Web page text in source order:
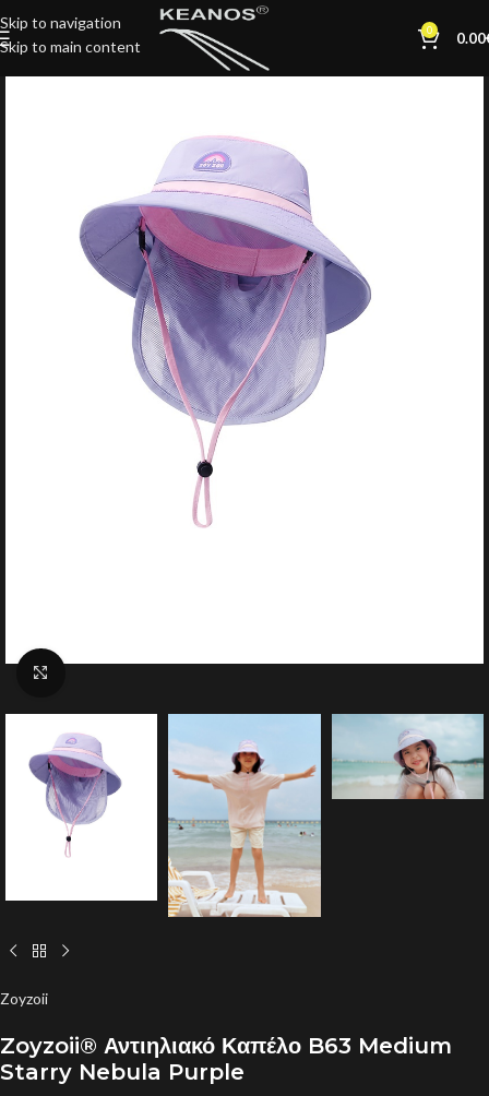
Skip to navigation
Skip to main content
0 0.00
Zoyzoii
Zoyzoii® Αντιηλιακό Καπέλο B63 Medium
Starry Nebula Purple